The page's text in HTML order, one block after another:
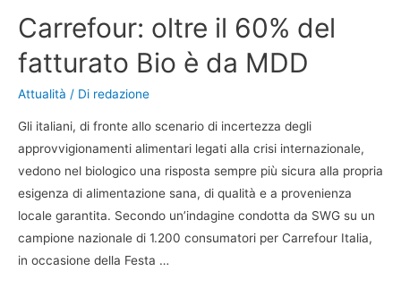
Carrefour: oltre il 60% del
fatturato Bio è da MDD
Attualità / Di redazione
Gli italiani, di fronte allo scenario di incertezza degli
approvvigionamenti alimentari legati alla crisi internazionale,
vedono nel biologico una risposta sempre più sicura alla propria
esigenza di alimentazione sana, di qualità e a provenienza
locale garantita. Secondo un’indagine condotta da SWG su un
campione nazionale di 1.200 consumatori per Carrefour Italia,
in occasione della Festa …